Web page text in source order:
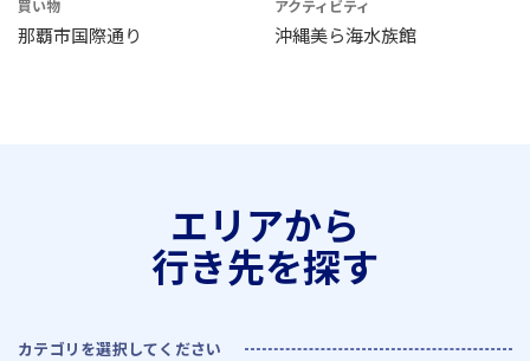
買い物
那覇市国際通り
アクティビティ
沖縄美ら海水族館
エリアから
行き先を探す
カテゴリを選択してください